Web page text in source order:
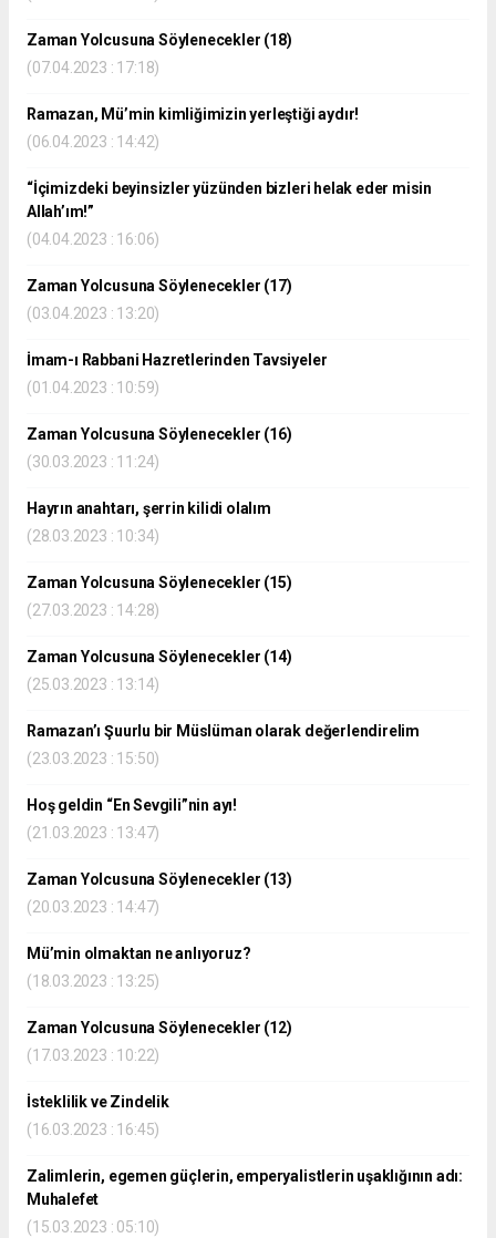
Zaman Yolcusuna Söylenecekler (18)
(07.04.2023 : 17:18)
Ramazan, Mü’min kimliğimizin yerleştiği aydır!
(06.04.2023 : 14:42)
“İçimizdeki beyinsizler yüzünden bizleri helak eder misin
Allah’ım!”
(04.04.2023 : 16:06)
Zaman Yolcusuna Söylenecekler (17)
(03.04.2023 : 13:20)
İmam-ı Rabbani Hazretlerinden Tavsiyeler
(01.04.2023 : 10:59)
Zaman Yolcusuna Söylenecekler (16)
(30.03.2023 : 11:24)
Hayrın anahtarı, şerrin kilidi olalım
(28.03.2023 : 10:34)
Zaman Yolcusuna Söylenecekler (15)
(27.03.2023 : 14:28)
Zaman Yolcusuna Söylenecekler (14)
(25.03.2023 : 13:14)
Ramazan’ı Şuurlu bir Müslüman olarak değerlendirelim
(23.03.2023 : 15:50)
Hoş geldin “En Sevgili”nin ayı!
(21.03.2023 : 13:47)
Zaman Yolcusuna Söylenecekler (13)
(20.03.2023 : 14:47)
Mü’min olmaktan ne anlıyoruz?
(18.03.2023 : 13:25)
Zaman Yolcusuna Söylenecekler (12)
(17.03.2023 : 10:22)
İsteklilik ve Zindelik
(16.03.2023 : 16:45)
Zalimlerin, egemen güçlerin, emperyalistlerin uşaklığının adı:
Muhalefet
(15.03.2023 : 05:10)